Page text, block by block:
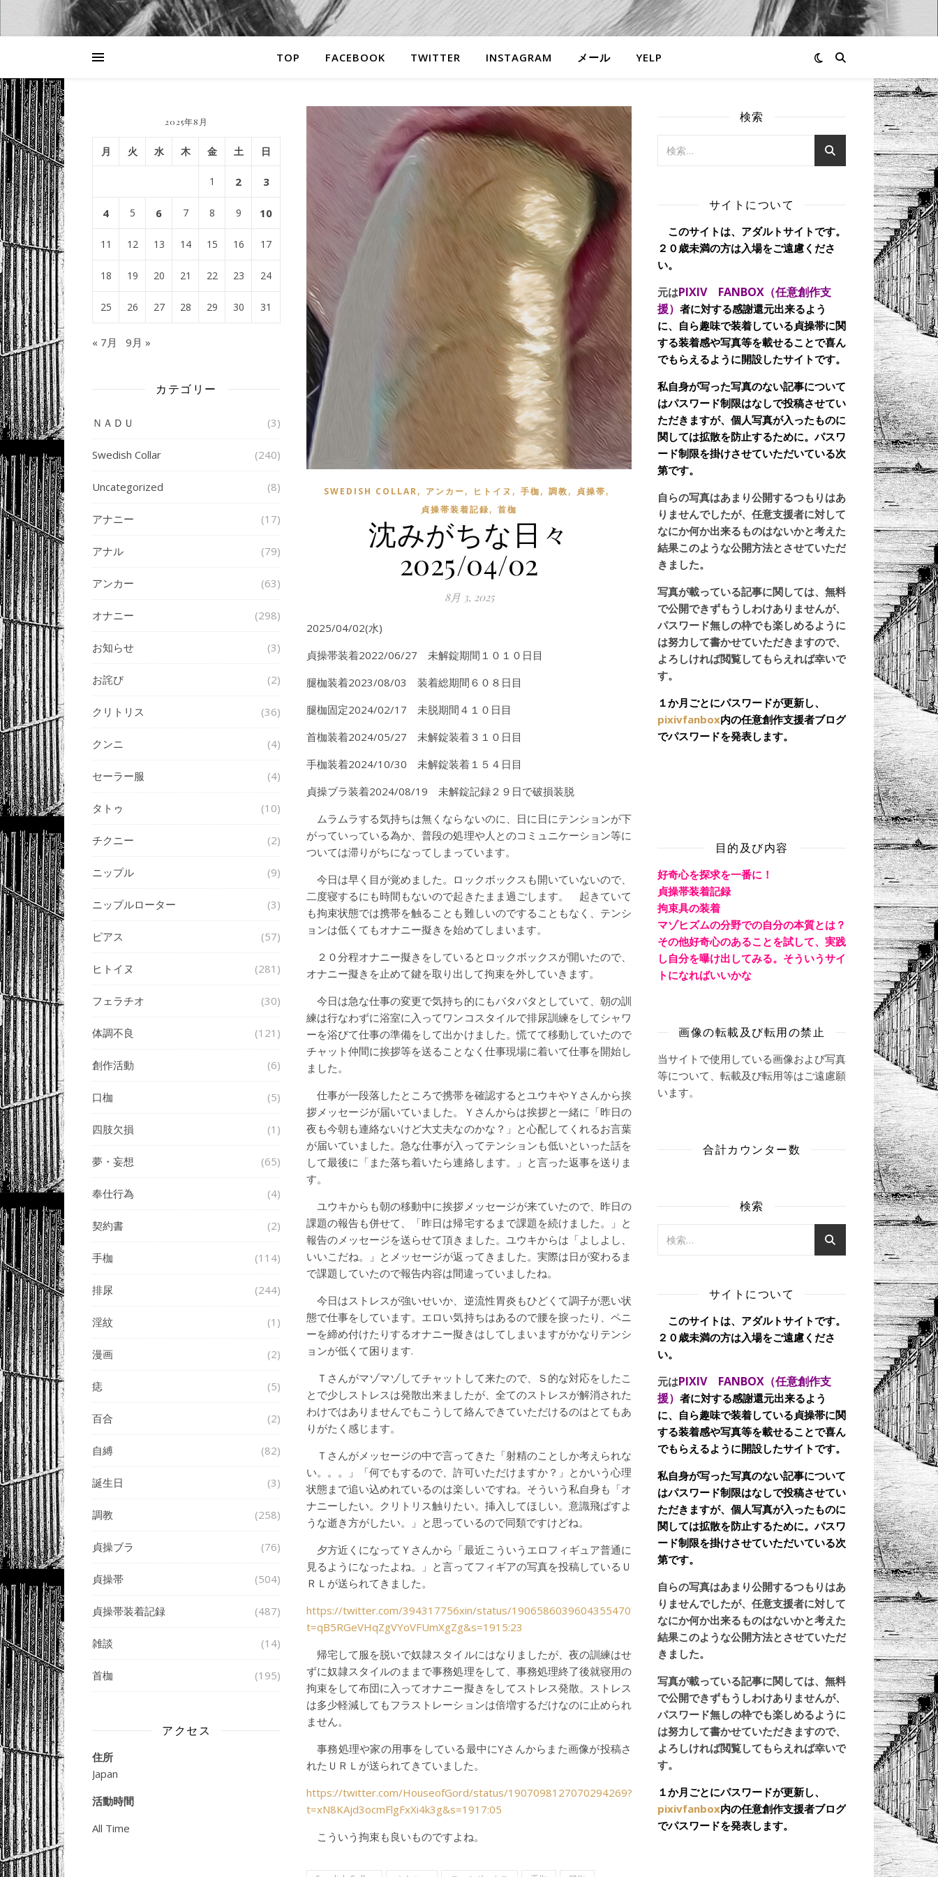
TOP FACEBOOK TWITTER INSTAGRAM メール YELP
2025年8月
月 火 水 木 金 土 日
1 2 3
4 5 6 7 8 9 10
11 12 13 14 15 16 17
18 19 20 21 22 23 24
25 26 27 28 29 30 31
« 7月 9月 »
カテゴリー
ＮＡＤＵ (3)
Swedish Collar (240)
Uncategorized (8)
アナニー (17)
アナル (79)
アンカー (63)
オナニー (298)
お知らせ (3)
お詫び (2)
クリトリス (36)
クンニ (4)
セーラー服 (4)
タトゥ (10)
チクニー (2)
ニップル (9)
ニップルローター (3)
ピアス (57)
ヒトイヌ (281)
フェラチオ (30)
体調不良 (121)
創作活動 (6)
口枷 (5)
四肢欠損 (1)
夢・妄想 (65)
奉仕行為 (4)
契約書 (2)
手枷 (114)
排尿 (244)
淫紋 (1)
漫画 (2)
痣 (5)
百合 (2)
自縛 (82)
誕生日 (3)
調教 (258)
貞操ブラ (76)
貞操帯 (504)
貞操帯装着記録 (487)
雑談 (14)
首枷 (195)
アクセス
住所
Japan
活動時間
All Time
SWEDISH COLLAR, アンカー, ヒトイヌ , 手枷, 調教, 貞操帯,
貞操帯装着記録, 首枷
沈みがちな日々
2025/04/02
8月 3, 2025
2025/04/02(水)
貞操帯装着2022/06/27 未解錠期間１０１０日目
腿枷装着2023/08/03 装着総期間６０８日目
腿枷固定2024/02/17 未脱期間４１０日目
首枷装着2024/05/27 未解錠装着３１０日目
手枷装着2024/10/30 未解錠装着１５４日目
貞操ブラ装着2024/08/19 未解錠記録２９日で破損装脱
ムラムラする気持ちは無くならないのに、日に日にテンションが下
がっていっている為か、普段の処理や人とのコミュニケーション等に
ついては滞りがちになってしまっています。
今日は早く目が覚めました。ロックボックスも開いていないので、
二度寝するにも時間もないので起きたまま過ごします。 起きていて
も拘束状態では携帯を触ることも難しいのですることもなく、テンシ
ョンは低くてもオナニー擬きを始めてしまいます。
２０分程オナニー擬きをしているとロックボックスが開いたので、
オナニー擬きを止めて鍵を取り出して拘束を外していきます。
今日は急な仕事の変更で気持ち的にもバタバタとしていて、朝の訓
練は行なわずに浴室に入ってワンコスタイルで排尿訓練をしてシャワ
ーを浴びて仕事の準備をして出かけました。慌てて移動していたので
チャット仲間に挨拶等を送ることなく仕事現場に着いて仕事を開始し
ました。
仕事が一段落したところで携帯を確認するとユウキやＹさんから挨
拶メッセージが届いていました。Ｙさんからは挨拶と一緒に「昨日の
夜も今朝も連絡ないけど大丈夫なのかな？」と心配してくれるお言葉
が届いていました。急な仕事が入ってテンションも低いといった話を
して最後に「また落ち着いたら連絡します。」と言った返事を送りま
す。
ユウキからも朝の移動中に挨拶メッセージが来ていたので、昨日の
課題の報告も併せて、「昨日は帰宅するまで課題を続けました。」と
報告のメッセージを送らせて頂きました。ユウキからは「よしよし、
いいこだね。」とメッセージが返ってきました。実際は日が変わるま
で課題していたので報告内容は間違っていましたね。
今日はストレスが強いせいか、逆流性胃炎もひどくて調子が悪い状
態で仕事をしています。エロい気持ちはあるので腰を捩ったり、ペニ
ーを締め付けたりするオナニー擬きはしてしまいますがかなりテンシ
ョンが低くて困ります.
Ｔさんがマゾマゾしてチャットして来たので、Ｓ的な対応をしたこ
とで少しストレスは発散出来ましたが、全てのストレスが解消された
わけではありませんでもこうして絡んできていただけるのはとてもあ
りがたく感じます。
Ｔさんがメッセージの中で言ってきた「射精のことしか考えられな
い。。。」「何でもするので、許可いただけますか？」とかいう心理
状態まで追い込めれているのは楽しいですね。そういう私自身も「オ
ナニーしたい。クリトリス触りたい。挿入してほしい。意識飛ばすよ
うな逝き方がしたい。」と思っているので同類ですけどね。
夕方近くになってＹさんから「最近こういうエロフィギュア普通に
見るようになったよね。」と言ってフィギアの写真を投稿しているＵ
ＲＬが送られてきました。
https://twitter.com/394317756xin/status/1906586039604355470?
t=qB5RGeVHqZgVYoVFUmXgZg&s=1915:23
帰宅して服を脱いで奴隷スタイルにはなりましたが、夜の訓練はせ
ずに奴隷スタイルのままで事務処理をして、事務処理終了後就寝用の
拘束をして布団に入ってオナニー擬きをしてストレス発散。ストレス
は多少軽減してもフラストレーションは倍増するだけなのに止められ
ません。
事務処理や家の用事をしている最中にYさんからまた画像が投稿さ
れたＵＲＬが送られてきていました。
https://twitter.com/HouseofGord/status/1907098127070294269?
t=xN8KAjd3ocmFlgFxXi4k3g&s=1917:05
こういう拘束も良いものですよね。
検索
サイトについて
このサイトは、アダルトサイトです。
２０歳未満の方は入場をご遠慮くださ
い。
元はPIXIV FANBOX（任意創作支
援） 者に対する感謝還元出来るよう
に、自ら趣味で装着している貞操帯に関
する装着感や写真等を載せることで喜ん
でもらえるように開設したサイトです。
私自身が写った写真のない記事について
はパスワード制限はなしで投稿させてい
ただきますが、個人写真が入ったものに
関しては拡散を防止するために。パスワ
ード制限を掛けさせていただいている次
第です。
自らの写真はあまり公開するつもりはあ
りませんでしたが、任意支援者に対して
なにか何か出来るものはないかと考えた
結果このような公開方法とさせていただ
きました。
写真が載っている記事に関しては、無料
で公開できずもうしわけありませんが、
パスワード無しの枠でも楽しめるように
は努力して書かせていただきますので、
よろしければ閲覧してもらえれば幸いで
す。
１か月ごとにパスワードが更新し、
pixivfanbox内の任意創作支援者ブログ
でパスワードを発表します。
目的及び内容
好奇心を探求を一番に！
貞操帯装着記録
拘束具の装着
マゾヒズムの分野での自分の本質とは？
その他好奇心のあることを試して、実践
し自分を曝け出してみる。そういうサイ
トになればいいかな
画像の転載及び転用の禁止
当サイトで使用している画像および写真
等について、転載及び転用等はご遠慮願
います。
合計カウンター数
検索
サイトについて
このサイトは、アダルトサイトです。
２０歳未満の方は入場をご遠慮くださ
い。
元はPIXIV FANBOX（任意創作支
援） 者に対する感謝還元出来るよう
に、自ら趣味で装着している貞操帯に関
する装着感や写真等を載せることで喜ん
でもらえるように開設したサイトです。
私自身が写った写真のない記事について
はパスワード制限はなしで投稿させてい
ただきますが、個人写真が入ったものに
関しては拡散を防止するために。パスワ
ード制限を掛けさせていただいている次
第です。
自らの写真はあまり公開するつもりはあ
りませんでしたが、任意支援者に対して
なにか何か出来るものはないかと考えた
結果このような公開方法とさせていただ
きました。
写真が載っている記事に関しては、無料
で公開できずもうしわけありませんが、
パスワード無しの枠でも楽しめるように
は努力して書かせていただきますので、
よろしければ閲覧してもらえれば幸いで
す。
１か月ごとにパスワードが更新し、
pixivfanbox内の任意創作支援者ブログ
でパスワードを発表します。